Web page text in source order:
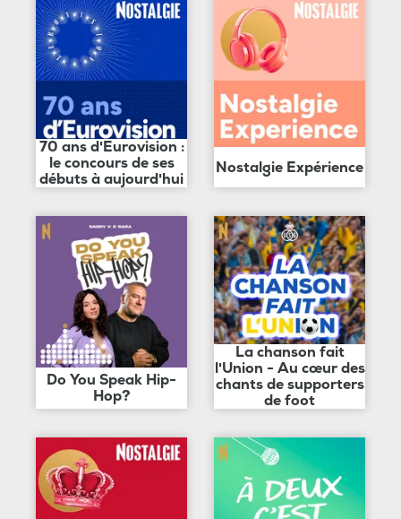
70 ans d'Eurovision :
le concours de ses
débuts à aujourd'hui
Nostalgie Expérience
Do You Speak Hip-
Hop?
La chanson fait
l'Union - Au cœur des
chants de supporters
de foot